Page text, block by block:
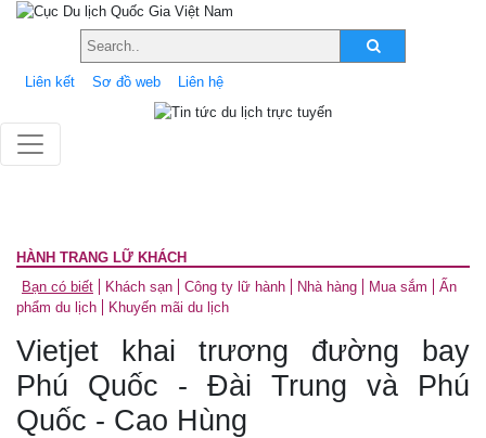
Liên kết Sơ đồ web Liên hệ
HÀNH TRANG LỮ KHÁCH
Bạn có biết
Khách sạn Công ty lữ hành Nhà hàng Mua sắm
Ấn
phẩm du lịch
Khuyến mãi du lịch
Vietjet khai trương đường bay
Phú Quốc - Đài Trung và Phú
Quốc - Cao Hùng